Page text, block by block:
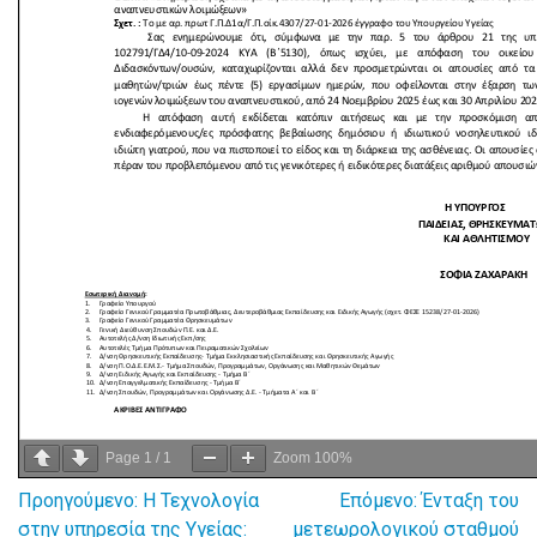
Page 1 / 1 Zoom 100%
Πλοήγηση
Προηγούμενο: Η Τεχνολογία
στην υπηρεσία της Υγείας:
Επόμενο: Ένταξη του
μετεωρολογικού σταθμού